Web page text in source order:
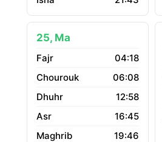
25, Ma
04:18
06:08
12:58
16:45
19:46